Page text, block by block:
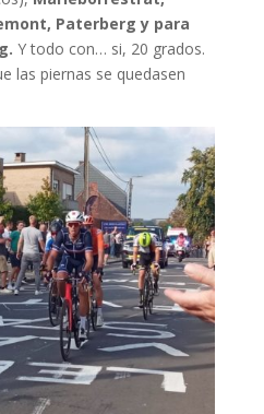
Paterberg y para
Y todo con… si, 20 grados.
las piernas se quedasen